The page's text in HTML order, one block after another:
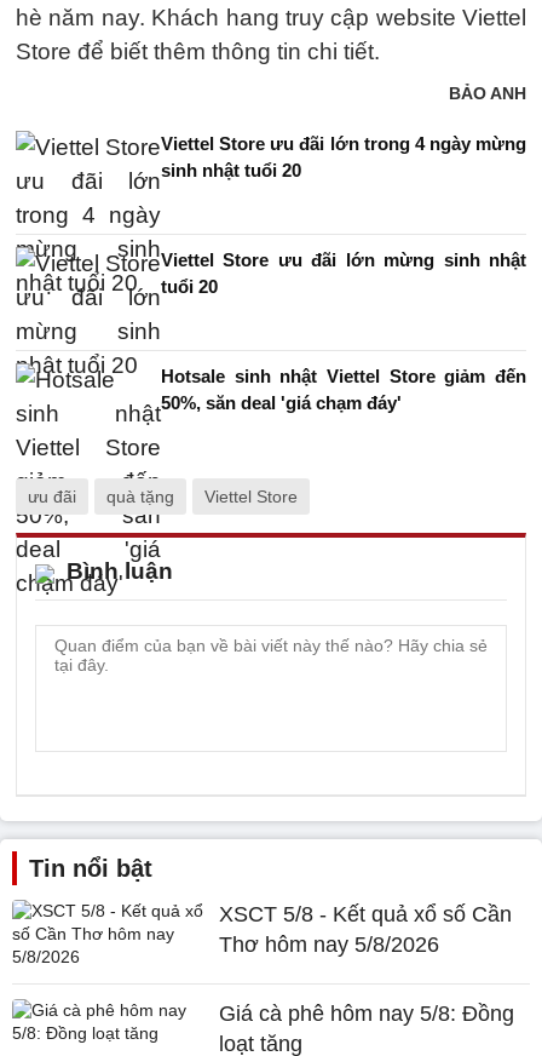
hè năm nay. Khách hang truy cập website Viettel
Store để biết thêm thông tin chi tiết.
BẢO ANH
Viettel Store ưu đãi lớn trong 4 ngày mừng
sinh nhật tuổi 20
Viettel Store ưu đãi lớn mừng sinh nhật
tuổi 20
Hotsale sinh nhật Viettel Store giảm đến
50%, săn deal 'giá chạm đáy'
ưu đãi quà tặng Viettel Store
Bình luận
Tin nổi bật
XSCT 5/8 - Kết quả xổ số Cần
Thơ hôm nay 5/8/2026
Giá cà phê hôm nay 5/8: Đồng
loạt tăng